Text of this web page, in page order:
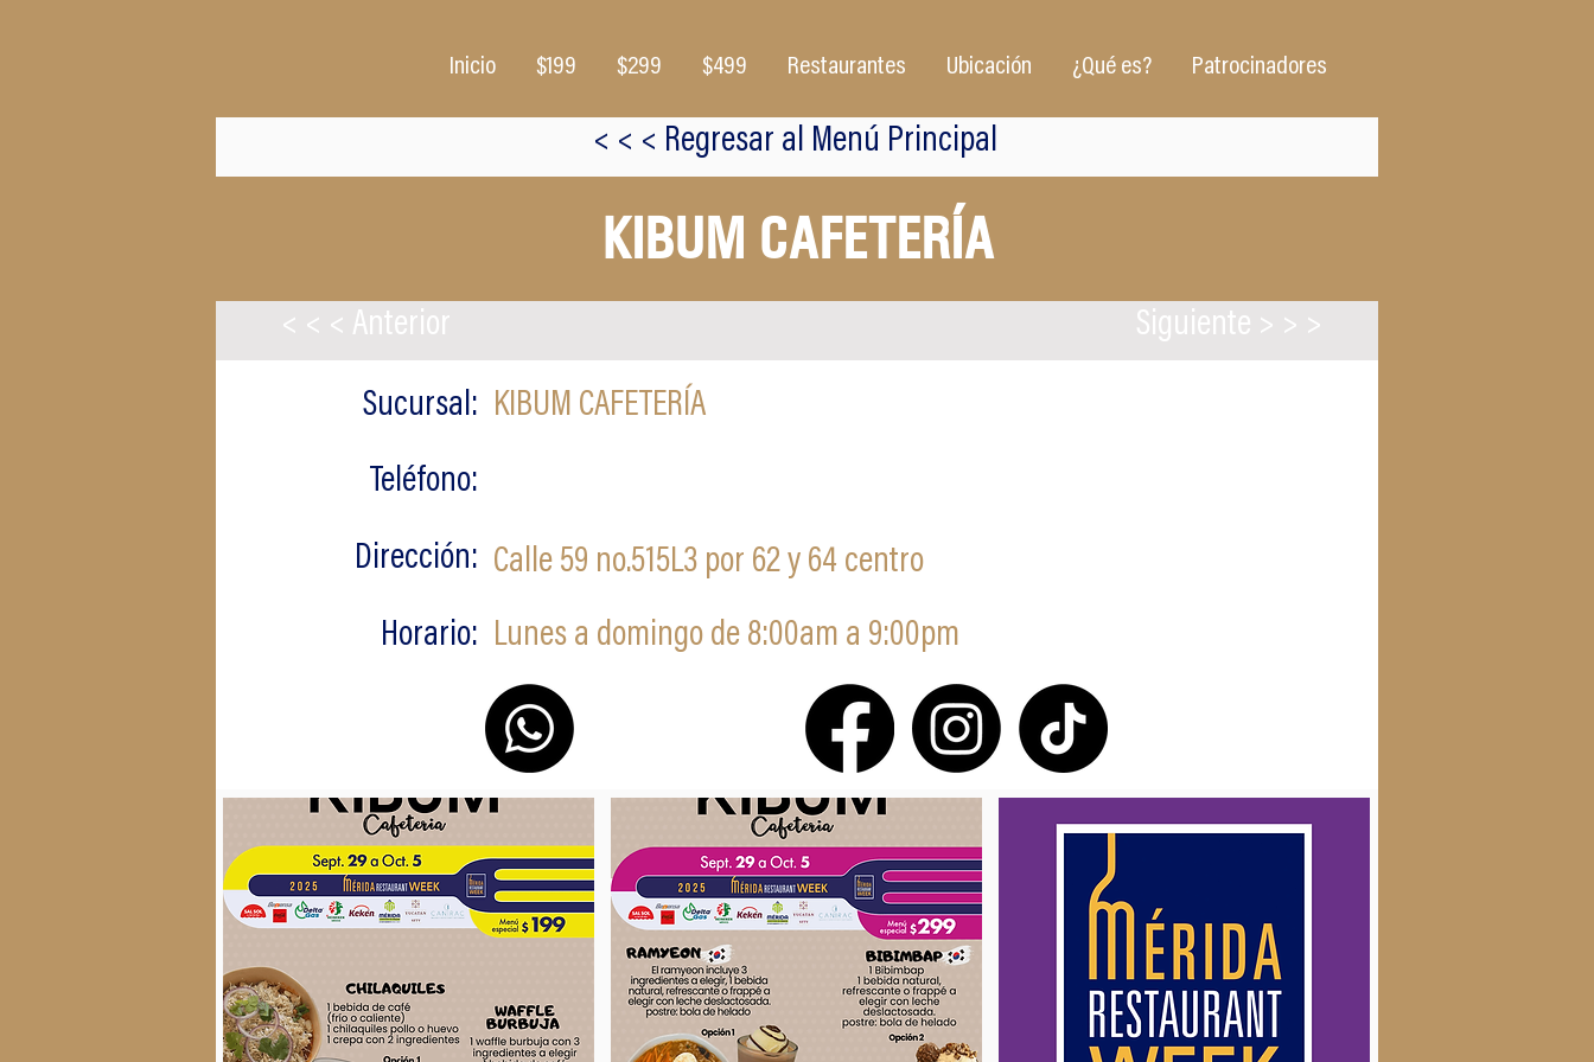
Inicio $199 $299 $499 Restaurantes Ubicación ¿Qué es? Patrocinadores
< < < Regresar al Menú Principal
KIBUM CAFETERÍA
< < < Anterior Siguiente > > >
Sucursal: KIBUM CAFETERÍA
Teléfono:
Dirección: Calle 59 no.515L3 por 62 y 64 centro
Horario: Lunes a domingo de 8:00am a 9:00pm